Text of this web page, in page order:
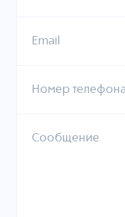
Email
Номер телефона
Сообщение